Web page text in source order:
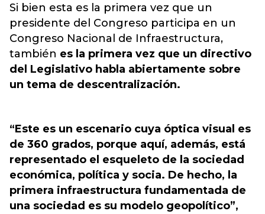
Si bien esta es la primera vez que un
presidente del Congreso participa en un
Congreso Nacional de Infraestructura,
también es la primera vez que un directivo
del Legislativo habla abiertamente sobre
un tema de descentralización.
“Este es un escenario cuya óptica visual es
de 360 grados, porque aquí, además, está
representado el esqueleto de la sociedad
económica, política y socia. De hecho, la
primera infraestructura fundamentada de
una sociedad es su modelo geopolítico”,